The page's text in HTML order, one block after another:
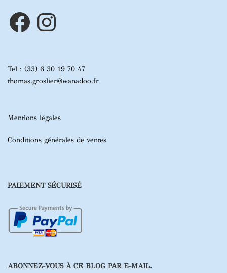
Facebook Instagram
Tel : (33) 6 30 19 70 47
thomas.groslier@wanadoo.fr
Mentions légales
Conditions générales de ventes
PAIEMENT SÉCURISÉ
ABONNEZ-VOUS À CE BLOG PAR E-MAIL.